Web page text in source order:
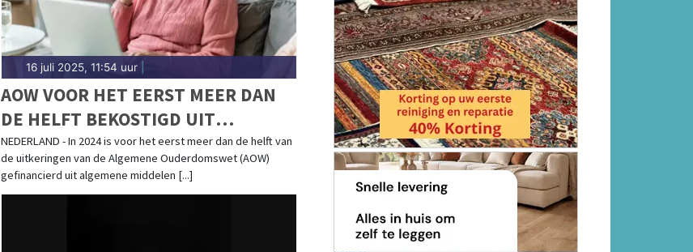
16 juli 2025, 11:54 uur|
AOW VOOR HET EERST MEER DAN
DE HELFT BEKOSTIGD UIT
BELASTINGGELD
NEDERLAND - In 2024 is voor het eerst meer dan de helft van
de uitkeringen van de Algemene Ouderdomswet (AOW)
gefinancierd uit algemene middelen [...]